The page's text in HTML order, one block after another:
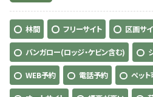
林間 フリーサイト 区画サ
バンガロー(ロッジ・ケビン含む)
WEB予約 電話予約 ペット